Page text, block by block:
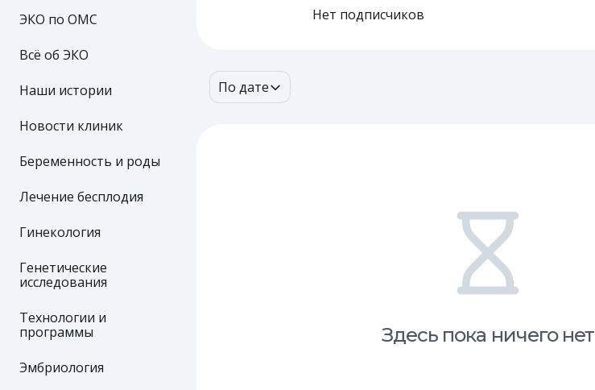
ЭКО по ОМС
Всё об ЭКО
Наши истории
Новости клиник
Беременность и роды
Лечение бесплодия
Гинекология
Генетические
исследования
Технологии и
программы
Эмбриология
Нет подписчиков
По дате
Здесь пока ничего нет